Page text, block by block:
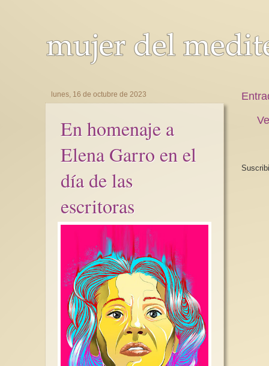
lunes, 16 de octubre de 2023
En homenaje a
Elena Garro en el
día de las
escritoras